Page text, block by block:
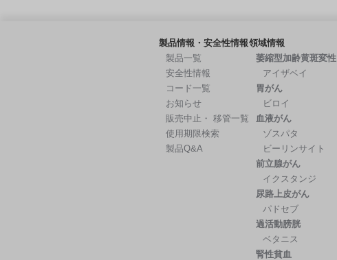
製品情報・安全性情報
製品一覧
安全性情報
コード一覧
お知らせ
販売中止・ 移管一覧
使用期限検索
製品Q&A
領域情報
萎縮型加齢黄斑変性
アイザベイ
胃がん
ビロイ
血液がん
ゾスパタ
ビーリンサイト
前立腺がん
イクスタンジ
尿路上皮がん
パドセブ
過活動膀胱
ベタニス
腎性貧血